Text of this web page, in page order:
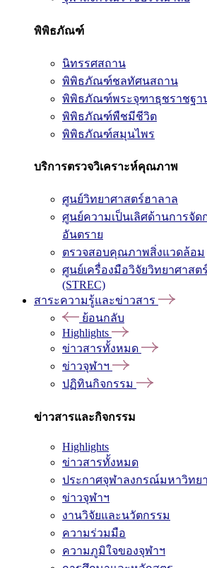
พิพิธภัณฑ์
นิทรรศสถาน
พิพิธภัณฑ์ชลทัศนสถาน
พิพิธภัณฑ์พระจุฑาธุชราชฐา
พิพิธภัณฑ์พืชมีชีวิต
พิพิธภัณฑ์สมุนไพร
บริการตรวจวิเคราะห์คุณภาพ
ศูนย์วิทยาศาสตร์ฮาลาล
ศูนย์ความเป็นเลิศด้านการจัด
อันตราย
ตรวจสอบคุณภาพสิ่งแวดล้อม
ศูนย์เครื่องมือวิจัยวิทยาศาสต
(STREC)
สาระความรู้และข่าวสาร
ย้อนกลับ
Highlights
ข่าวสารทั้งหมด
ข่าวจุฬาฯ
ปฏิทินกิจกรรม
ข่าวสารและกิจกรรม
Highlights
ข่าวสารทั้งหมด
ประกาศจุฬาลงกรณ์มหาวิทย
ข่าวจุฬาฯ
งานวิจัยและนวัตกรรม
ความร่วมมือ
ความภูมิใจของจุฬาฯ